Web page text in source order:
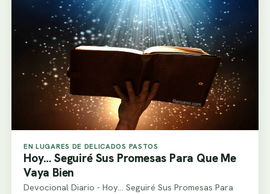
EN LUGARES DE DELICADOS PASTOS
Hoy… Seguiré Sus Promesas Para Que Me
Vaya Bien
Devocional Diario - Hoy... Seguiré Sus Promesas Para